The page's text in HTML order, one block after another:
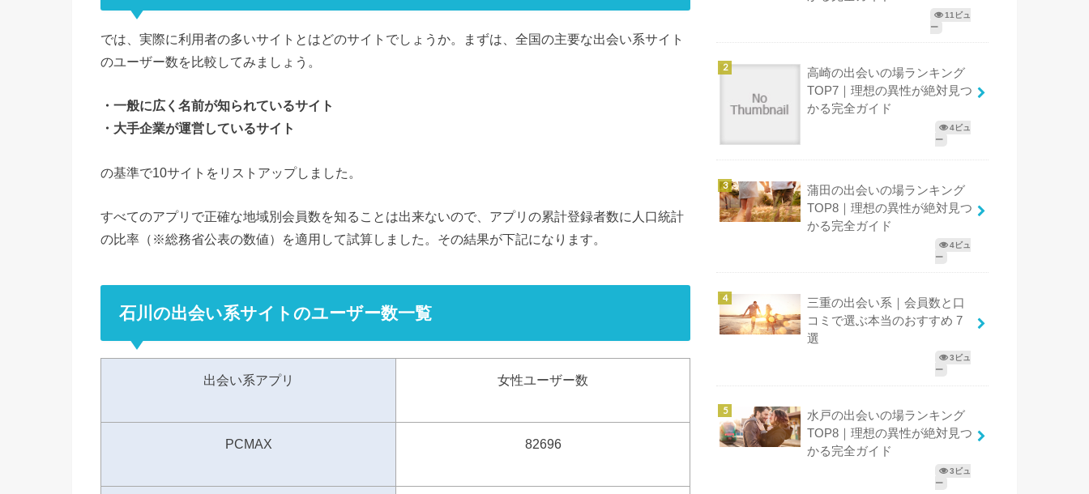
では、実際に利用者の多いサイトとはどのサイトでしょうか。まずは、全国の主要な出会い系サイト
のユーザー数を比較してみましょう。
・一般に広く名前が知られているサイト
・大手企業が運営しているサイト
の基準で10サイトをリストアップしました。
すべてのアプリで正確な地域別会員数を知ることは出来ないので、アプリの累計登録者数に人口統計
の比率（※総務省公表の数値）を適用して試算しました。その結果が下記になります。
石川の出会い系サイトのユーザー数一覧
出会い系アプリ 女性ユーザー数
PCMAX 82696
11ビュ
ー
高崎の出会いの場ランキング
TOP7｜理想の異性が絶対見つ
かる完全ガイド
4ビュ
ー
蒲田の出会いの場ランキング
TOP8｜理想の異性が絶対見つ
かる完全ガイド
4ビュ
ー
三重の出会い系｜会員数と口
コミで選ぶ本当のおすすめ 7
選
3ビュ
ー
水戸の出会いの場ランキング
TOP8｜理想の異性が絶対見つ
かる完全ガイド
3ビュ
ー